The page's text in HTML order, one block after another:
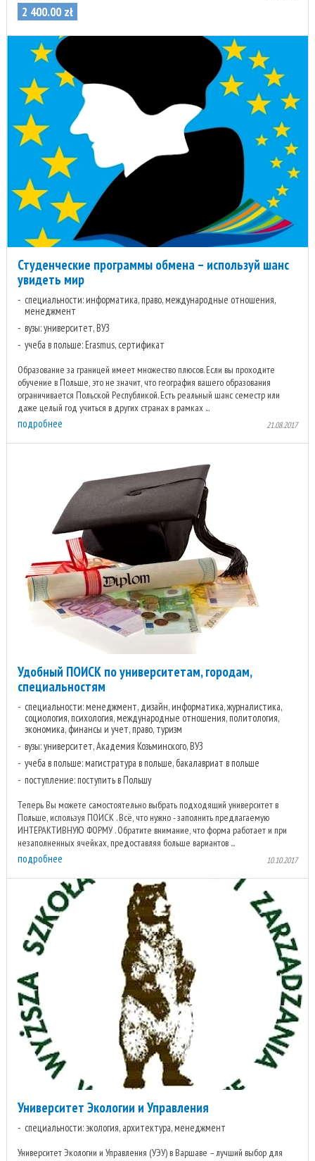
2 400.00 zł
Студенческие программы обмена – используй шанс
увидеть мир
специальности: информатика, право, международные отношения,
менеджмент
вузы: университет, ВУЗ
учеба в польше: Erasmus, сертификат
Образование за границей имеет множество плюсов. Если вы проходите
обучение в Польше, это не значит, что география вашего образования
ограничивается Польской Республикой. Есть реальный шанс семестр или
даже целый год учиться в других странах в рамках ...
подробнее 21.08.2017
Удобный ПОИСК по университетам, городам,
специальностям
специальности: менеджмент, дизайн, информатика, журналистика,
социология, психология, международные отношения, политология,
экономика, финансы и учет, право, туризм
вузы: университет, Академия Козьминского, ВУЗ
учеба в польше: магистратура в польше, бакалавриат в польше
поступление: поступить в Польшу
Теперь Вы можете самостоятельно выбрать подходящий университет в
Польше, используя ПОИСК . Всё, что нужно - заполнить предлагаемую
ИНТЕРАКТИВНУЮ ФОРМУ . Обратите внимание, что форма работает и при
незаполненных ячейках, предоставляя больше вариантов ...
подробнее 10.10.2017
Университет Экологии и Управления
специальности: экология, архитектура, менеджмент
Университет Экологии и Управления (УЭУ) в Варшаве – лучший выбор для